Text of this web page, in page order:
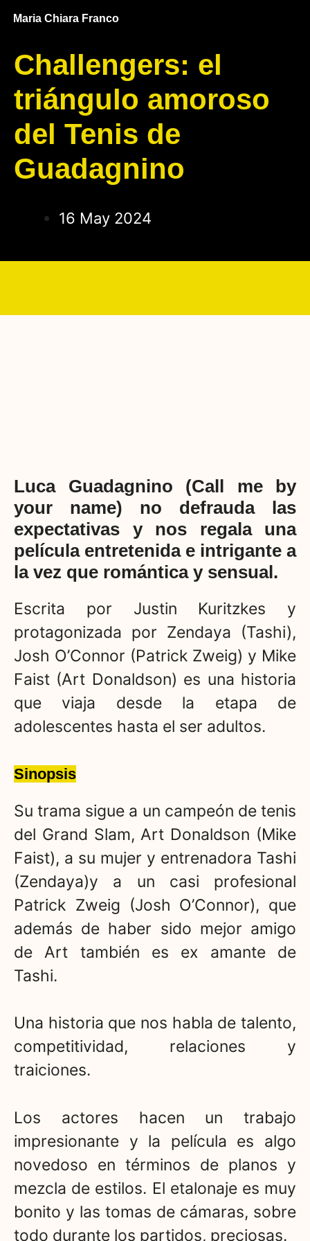
Maria Chiara Franco
Challengers: el
triángulo amoroso
del Tenis de
Guadagnino
16 May 2024
Luca Guadagnino (Call me by
your name) no defrauda las
expectativas y nos regala una
película entretenida e intrigante a
la vez que romántica y sensual.
Escrita por Justin Kuritzkes y
protagonizada por Zendaya (Tashi),
Josh O’Connor (Patrick Zweig) y Mike
Faist (Art Donaldson) es una historia
que viaja desde la etapa de
adolescentes hasta el ser adultos.
Sinopsis
Su trama sigue a un campeón de tenis
del Grand Slam, Art Donaldson (Mike
Faist), a su mujer y entrenadora Tashi
(Zendaya)y a un casi profesional
Patrick Zweig (Josh O’Connor), que
además de haber sido mejor amigo
de Art también es ex amante de
Tashi.
Una historia que nos habla de talento,
competitividad, relaciones y
traiciones.
Los actores hacen un trabajo
impresionante y la película es algo
novedoso en términos de planos y
mezcla de estilos. El etalonaje es muy
bonito y las tomas de cámaras, sobre
todo durante los partidos, preciosas.